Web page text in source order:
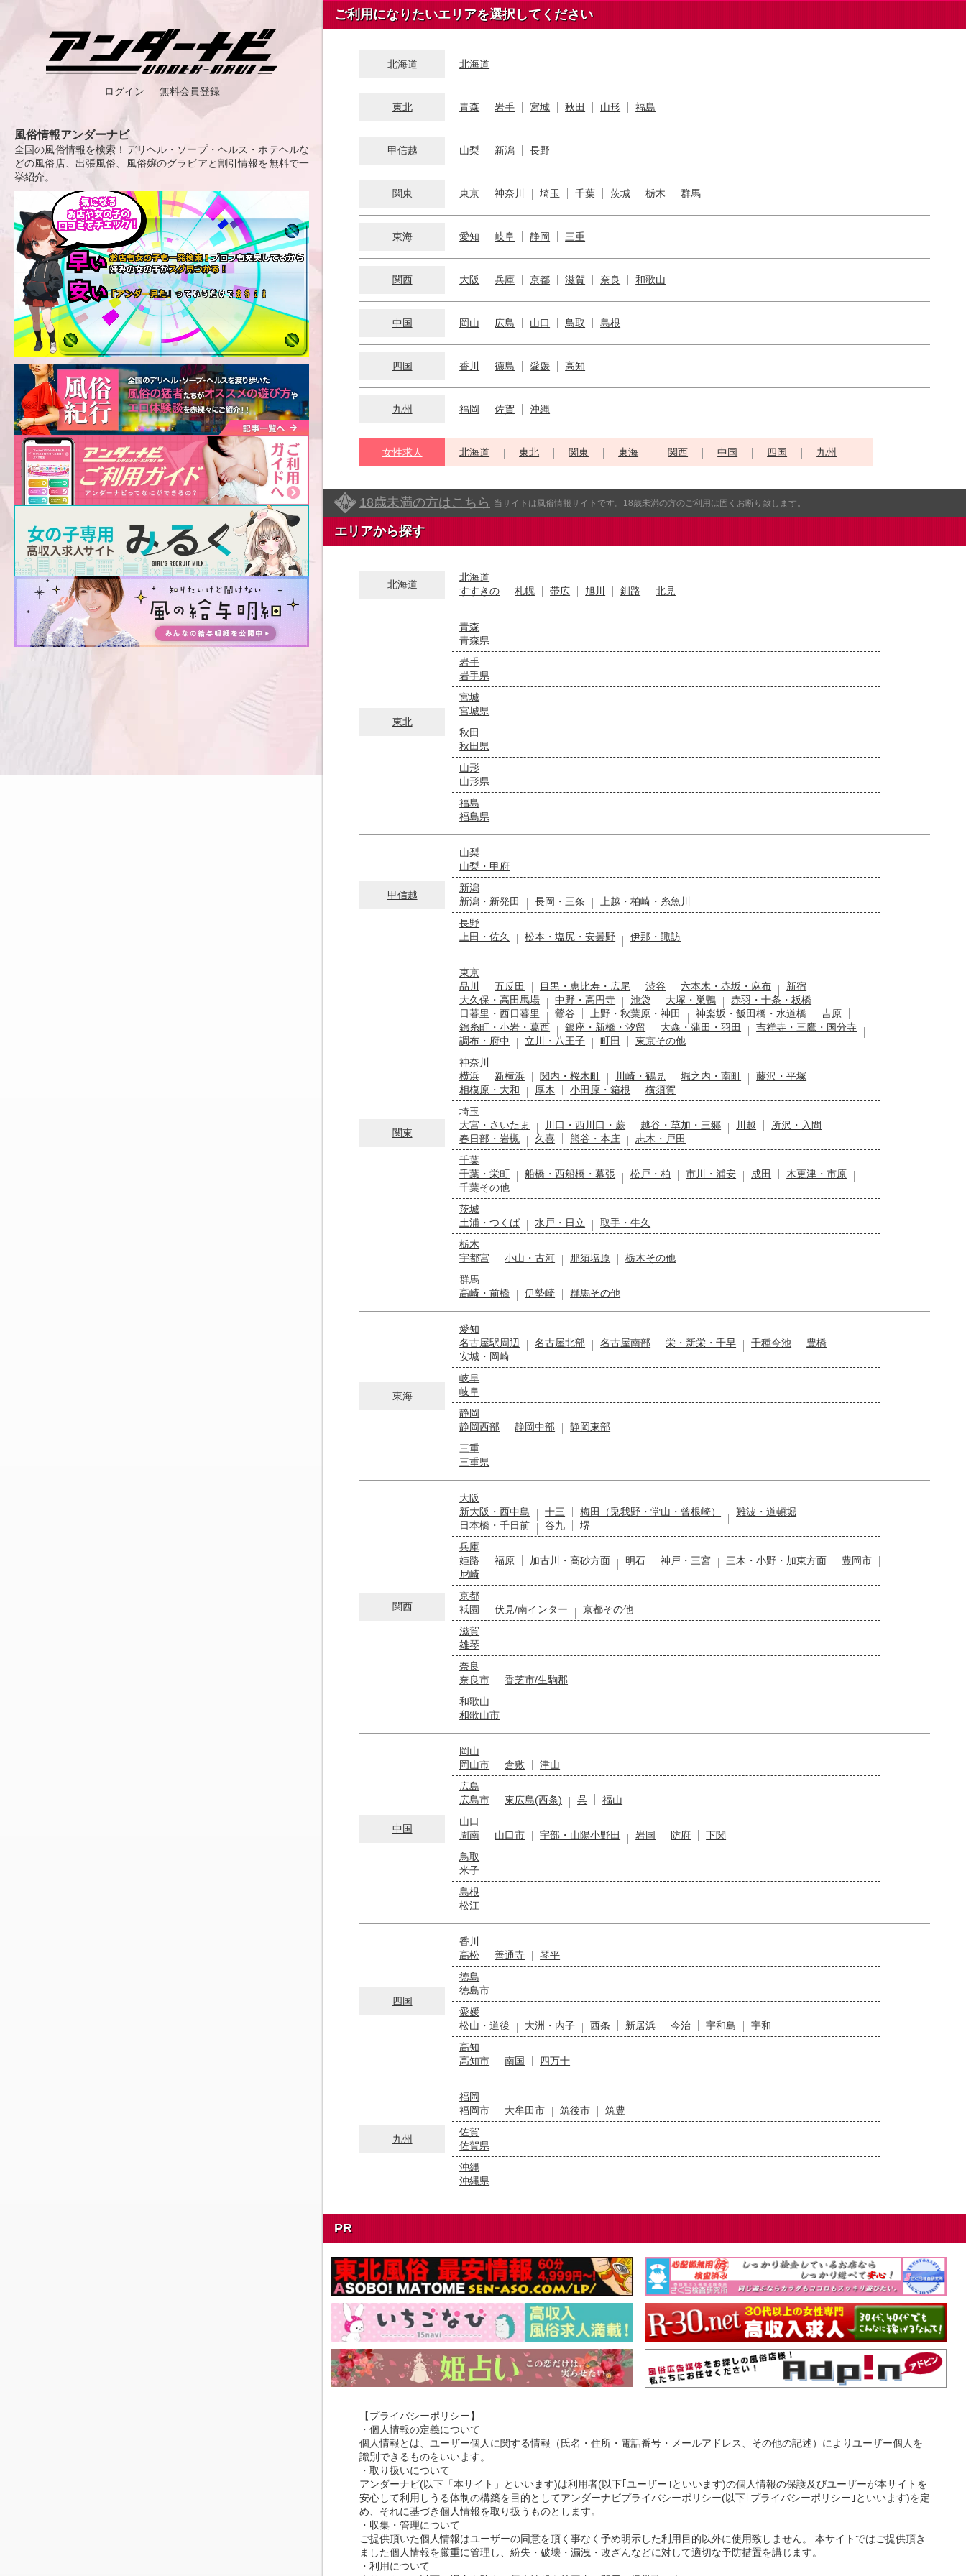
ログイン 無料会員登録
風俗情報アンダーナビ
全国の風俗情報を検索！デリヘル・ソープ・ヘルス・ホテヘルな
どの風俗店、出張風俗、風俗嬢のグラビアと割引情報を無料で一
挙紹介。
ご利用になりたいエリアを選択してください
北海道 北海道
東北 青森 岩手 宮城 秋田 山形 福島
甲信越 山梨 新潟 長野
関東 東京 神奈川 埼玉 千葉 茨城 栃木 群馬
東海 愛知 岐阜 静岡 三重
関西 大阪 兵庫 京都 滋賀 奈良 和歌山
中国 岡山 広島 山口 鳥取 島根
四国 香川 徳島 愛媛 高知
九州 福岡 佐賀 沖縄
女性求人 北海道 東北 関東 東海 関西 中国 四国 九州
18歳未満の方はこちら 当サイトは風俗情報サイトです。18歳未満の方のご利用は固くお断り致します。
エリアから探す
北海道
北海道
すすきの
札幌 帯広 旭川 釧路 北見
東北
青森
青森県
岩手
岩手県
宮城
宮城県
秋田
秋田県
山形
山形県
福島
福島県
甲信越
山梨
山梨・甲府
新潟
新潟・新発田
長岡・三条
上越・柏崎・糸魚川
長野
上田・佐久
松本・塩尻・安曇野 伊那・諏訪
関東
東京
品川
五反田 目黒・恵比寿・広尾 渋谷 六本木・赤坂・麻布
新宿
大久保・高田馬場
中野・高円寺 池袋 大塚・巣鴨
赤羽・十条・板橋
日暮里・西日暮里
鶯谷 上野・秋葉原・神田 神楽坂・飯田橋・水道橋
吉原
錦糸町・小岩・葛西
銀座・新橋・汐留 大森・蒲田・羽田
吉祥寺・三鷹・国分寺
調布・府中
立川・八王子 町田
東京その他
神奈川
横浜
新横浜 関内・桜木町 川崎・鶴見 堀之内・南町
藤沢・平塚
相模原・大和
厚木 小田原・箱根
横須賀
埼玉
大宮・さいたま
川口・西川口・蕨 越谷・草加・三郷 川越
所沢・入間
春日部・岩槻
久喜 熊谷・本庄
志木・戸田
千葉
千葉・栄町
船橋・西船橋・幕張 松戸・柏 市川・浦安 成田
木更津・市原
千葉その他
茨城
土浦・つくば
水戸・日立
取手・牛久
栃木
宇都宮
小山・古河 那須塩原
栃木その他
群馬
高崎・前橋
伊勢崎 群馬その他
東海
愛知
名古屋駅周辺
名古屋北部 名古屋南部 栄・新栄・千早 千種今池
豊橋
安城・岡崎
岐阜
岐阜
静岡
静岡西部
静岡中部
静岡東部
三重
三重県
関西
大阪
新大阪・西中島
十三 梅田（兎我野・堂山・曾根崎）
難波・道頓堀
日本橋・千日前
谷九
堺
兵庫
姫路
福原 加古川・高砂方面 明石 神戸・三宮 三木・小野・加東方面
豊岡市
尼崎
京都
祇園
伏見/南インター
京都その他
滋賀
雄琴
奈良
奈良市
香芝市/生駒郡
和歌山
和歌山市
中国
岡山
岡山市
倉敷
津山
広島
広島市
東広島(西条) 呉
福山
山口
周南
山口市 宇部・山陽小野田 岩国 防府
下関
鳥取
米子
島根
松江
四国
香川
高松
善通寺
琴平
徳島
徳島市
愛媛
松山・道後
大洲・内子 西条 新居浜 今治 宇和島
宇和
高知
高知市
南国 四万十
九州
福岡
福岡市
大牟田市 筑後市
筑豊
佐賀
佐賀県
沖縄
沖縄県
PR
【プライバシーポリシー】
・個人情報の定義について
個人情報とは、ユーザー個人に関する情報（氏名・住所・電話番号・メールアドレス、その他の記述）によりユーザー個人を
識別できるものをいいます。
・取り扱いについて
アンダーナビ(以下「本サイト」といいます)は利用者(以下｢ユーザー｣といいます)の個人情報の保護及びユーザーが本サイトを
安心して利用しうる体制の構築を目的としてアンダーナビプライバシーポリシー(以下｢プライバシーポリシー｣といいます)を定
め、それに基づき個人情報を取り扱うものとします。
・収集・管理について
ご提供頂いた個人情報はユーザーの同意を頂く事なく予め明示した利用目的以外に使用致しません。 本サイトではご提供頂き
ました個人情報を厳重に管理し、紛失・破壊・漏洩・改ざんなどに対して適切な予防措置を講じます。
・利用について